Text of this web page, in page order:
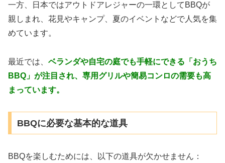
一方、日本ではアウトドアレジャーの一環としてBBQが
親しまれ、花見やキャンプ、夏のイベントなどで人気を集
めています。
最近では、 ベランダや自宅の庭でも手軽にできる「おうち
BBQ」が注目され、専用グリルや簡易コンロの需要も高
まっています。
BBQに必要な基本的な道具
BBQを楽しむためには、以下の道具が欠かせません：